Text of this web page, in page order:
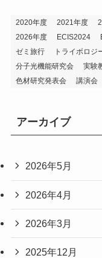
2020年度 2021年度
2026年度
ECIS2024
ゼミ旅行
トライボロジ
分子光機能研究会
実験
色材研究発表会
講演会
アーカイブ
2026年5月
2026年4月
2026年3月
2025年12月